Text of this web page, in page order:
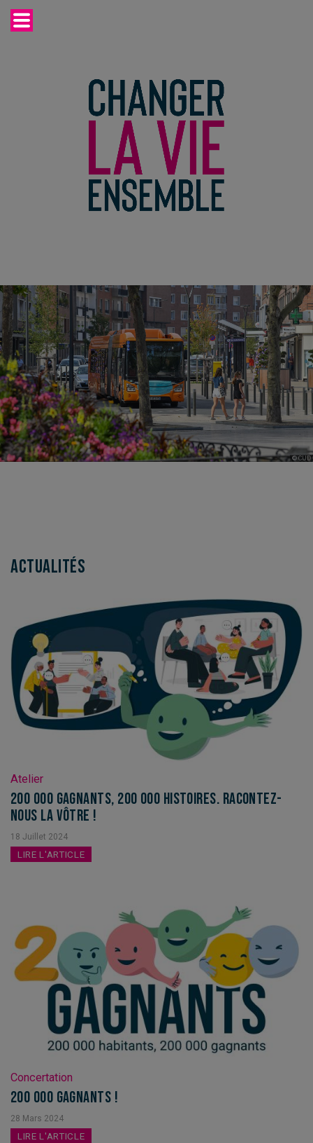
© CUD
© CUD
Actualités
Atelier
200 000 gagnants, 200 000 histoires. Racontez-
nous la vôtre !
18 Juillet 2024
LIRE L'ARTICLE
Concertation
200 000 gagnants !
28 Mars 2024
LIRE L'ARTICLE